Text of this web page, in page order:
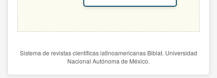
Sistema de revistas científicas latinoamericanas Biblat. Universidad
Nacional Autónoma de México.